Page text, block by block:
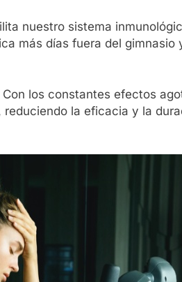
nuestro sistema
más días fuera del gimnasio
los constantes efectos
la eficacia y la